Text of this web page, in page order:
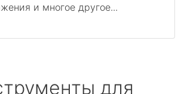
и многое другое...
для